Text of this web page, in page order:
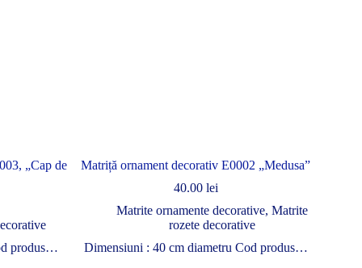
„Cap de
produs…
Matriță ornament decorativ E0002 „Medusa”
40.00 lei
Matrite ornamente decorative, Matrite
rozete decorative
Dimensiuni : 40 cm diametru Cod produs…